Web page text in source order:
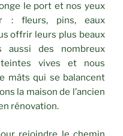
le port et nos yeux
: fleurs, pins, eaux
offrir leurs plus beaux
aussi des nombreux
vives et nous
mâts qui se balancent
la maison de l’ancien
rénovation.